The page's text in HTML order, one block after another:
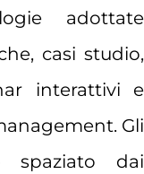
adottate
casi studio,
interattivi e
Gli
spaziato dai